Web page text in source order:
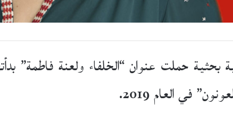
حملت عنوان “الخلفاء ولعنة فاطمة”